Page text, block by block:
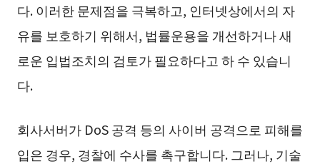
다. 이러한 문제점을 극복하고, 인터넷상에서의 자
유를 보호하기 위해서, 법률운용을 개선하거나 새
로운 입법조치의 검토가 필요하다고 하 수 있습니
다.
회사서버가 DoS 공격 등의 사이버 공격으로 피해를
입은 경우, 경찰에 수사를 촉구합니다. 그러나, 기술